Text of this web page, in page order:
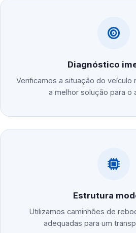
Diagnóstico
Verificamos a situação do veículo
a melhor solução para o
Estrutura
Utilizamos caminhões de
adequadas para um